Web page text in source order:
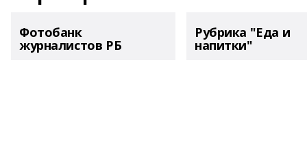
Фотобанк
журналистов РБ
Рубрика "Еда и
напитки"